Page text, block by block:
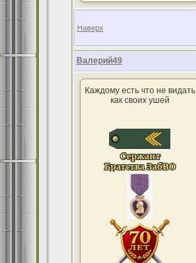
Наверх
Валерий49
Каждому есть что не видать
как своих ушей